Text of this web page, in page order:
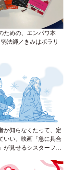
ための、エンパワ本
法師／きみはポラリ
か知らなくたって、定
いい。映画「急に具合
が見せるシスターフッ